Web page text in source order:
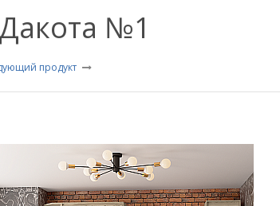
№1
продукт